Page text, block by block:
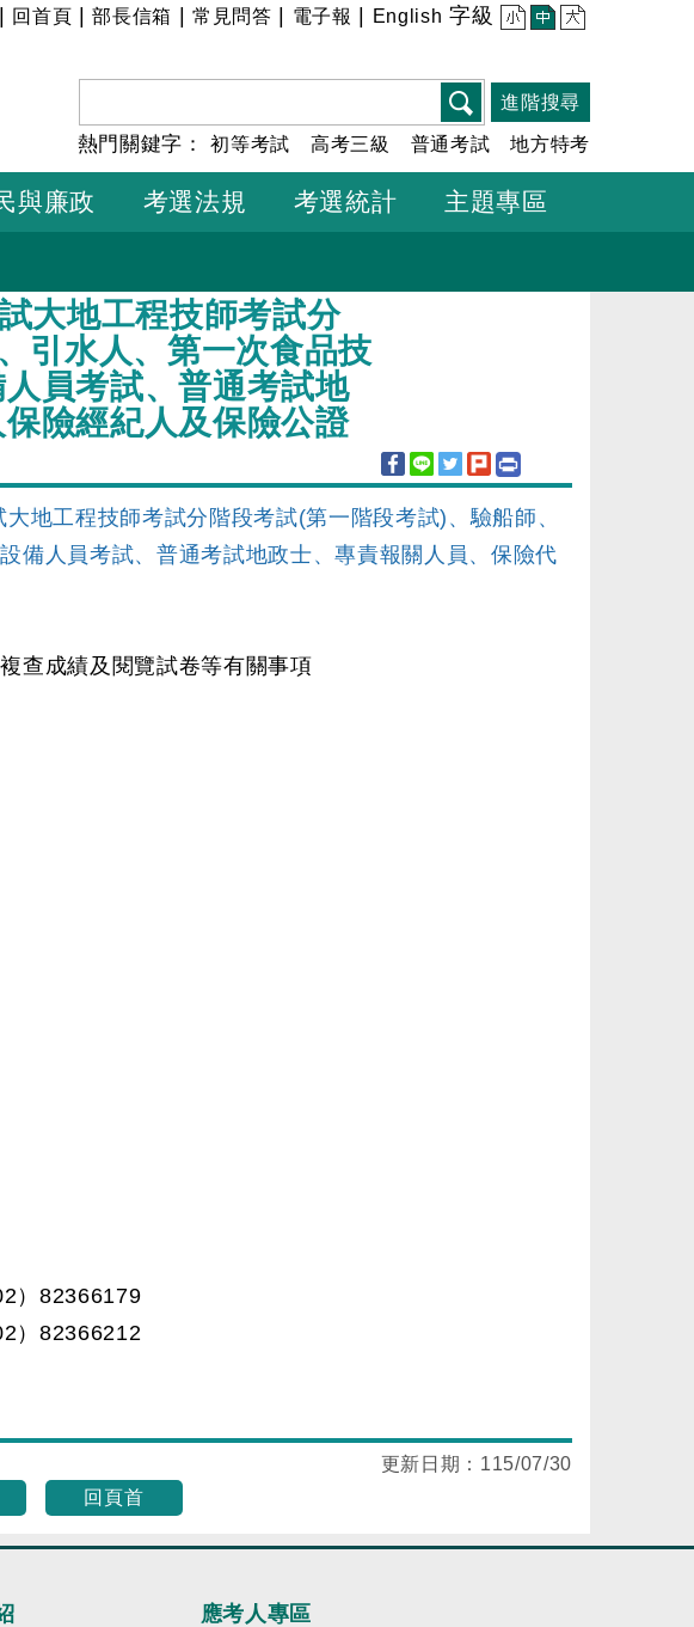
回首頁 |部長信箱 常見問答 電子報 English 字級 小 中 大
進階搜尋
熱門關鍵字：初等考試 高考三級 普通考試 地方特考
與廉政 考選法規 考選統計 主題專區
大地工程技師考試分
引水人、第一次食品技
員考試、普通考試地
險經紀人及保險公證
地工程技師考試分階段考試(第一階段考試)、驗船師、
備人員考試、普通考試地政士、專責報關人員、保險代
查成績及閱覽試卷等有關事項
）82366179
）82366212
更新日期： 115/07/30
回頁首
應考人專區